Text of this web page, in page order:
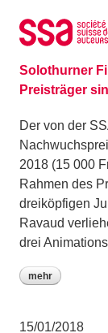
30/01/2018
Solothurner
Preisträger
Der von der
2018 (15 000
Rahmen des
dreiköpfigen
Ravaud
drei
mehr
15/01/2018